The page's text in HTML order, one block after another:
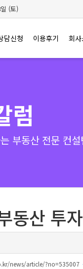
(토)
담신청 이용후기 회
럼
부동산 전문 컨설
동산 투
news/article/?no=535007